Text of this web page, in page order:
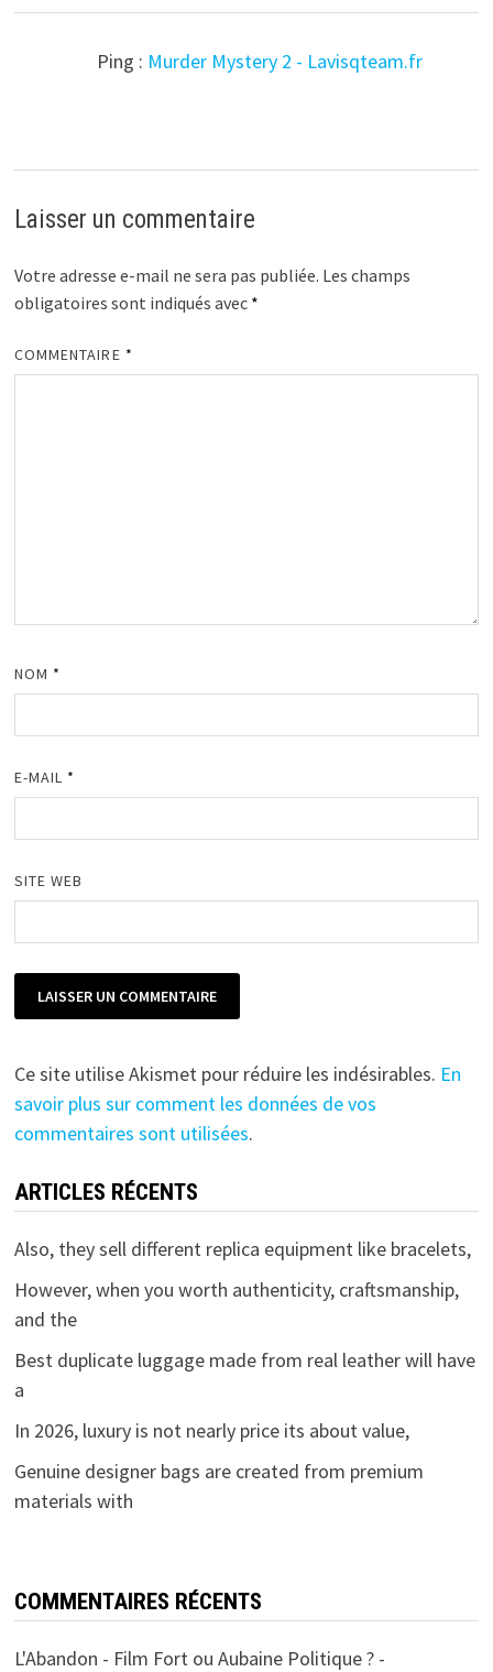
Ping : Murder Mystery 2 - Lavisqteam.fr
Laisser un commentaire
Votre adresse e-mail ne sera pas publiée. Les champs
obligatoires sont indiqués avec *
COMMENTAIRE *
NOM *
E-MAIL *
SITE WEB
Ce site utilise Akismet pour réduire les indésirables. En
savoir plus sur comment les données de vos
commentaires sont utilisées.
ARTICLES RÉCENTS
Also, they sell different replica equipment like bracelets,
However, when you worth authenticity, craftsmanship,
and the
Best duplicate luggage made from real leather will have
a
In 2026, luxury is not nearly price its about value,
Genuine designer bags are created from premium
materials with
COMMENTAIRES RÉCENTS
L'Abandon - Film Fort ou Aubaine Politique ? -